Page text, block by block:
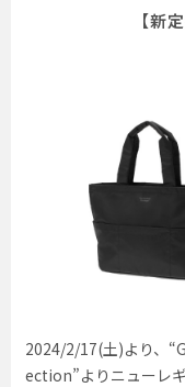
【新
2024/2/17(土)より、
ection”よりニューレ